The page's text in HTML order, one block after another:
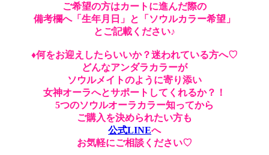
ご希望の方はカートに進んだ際の
備考欄へ「生年月日」と「ソウルカラー希望」
とご記載ください♪
♦︎何をお迎えしたらいいか？迷われている方へ♡
どんなアンダラカラーが
ソウルメイトのように寄り添い
女神オーラへとサポートしてくれるか？！
5つのソウルオーラカラー知ってから
ご購入を決められたい方も
公式LINEへ
お気軽にご相談ください♡